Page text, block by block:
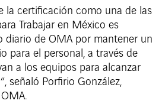
la certificación como una de las
Trabajar en México es
diario de OMA por mantener un
para el personal, a través de
a los equipos para alcanzar
señaló Porfirio González,